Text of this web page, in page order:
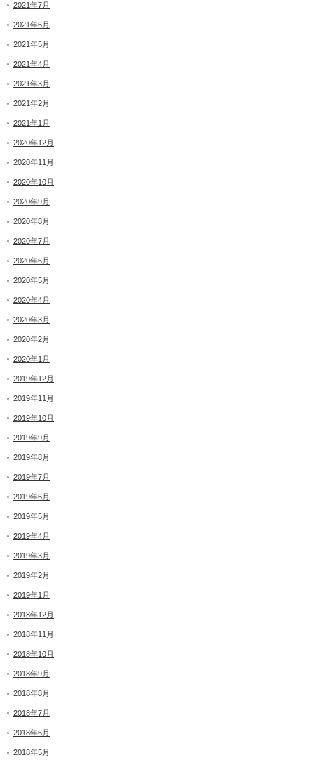
2021年7月
2021年6月
2021年5月
2021年4月
2021年3月
2021年2月
2021年1月
2020年12月
2020年11月
2020年10月
2020年9月
2020年8月
2020年7月
2020年6月
2020年5月
2020年4月
2020年3月
2020年2月
2020年1月
2019年12月
2019年11月
2019年10月
2019年9月
2019年8月
2019年7月
2019年6月
2019年5月
2019年4月
2019年3月
2019年2月
2019年1月
2018年12月
2018年11月
2018年10月
2018年9月
2018年8月
2018年7月
2018年6月
2018年5月